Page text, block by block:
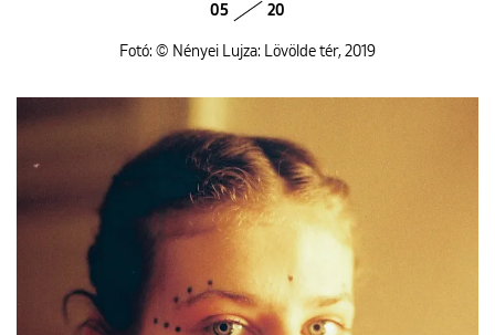
05 20
Fotó: © Nényei Lujza: Lövölde tér, 2019